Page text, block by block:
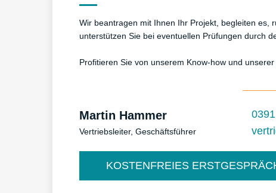
Wir beantragen mit Ihnen Ihr Projekt, begleiten es,
unterstützen Sie bei eventuellen Prüfungen durch
Profitieren Sie von unserem Know-how und
Martin Hammer
Vertriebsleiter, Geschäftsführer
KOSTENFREIES